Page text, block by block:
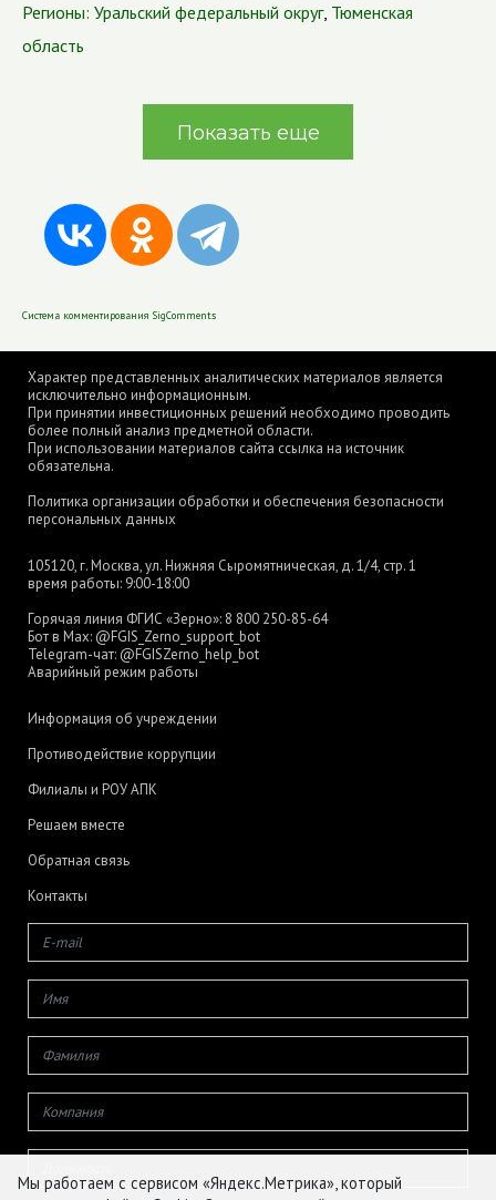
Регионы: Уральский федеральный округ, Тюменская
область
Показать еще
Система комментирования SigComments
Характер представленных аналитических материалов является
исключительно информационным.
При принятии инвестиционных решений необходимо проводить
более полный анализ предметной области.
При использовании материалов сайта ссылка на источник
обязательна.
Политика организации обработки и обеспечения безопасности
персональных данных
105120, г. Москва, ул. Нижняя Сыромятническая, д. 1/4, стр. 1
время работы: 9:00-18:00
Горячая линия ФГИС «Зерно»: 8 800 250-85-64
Бот в Max: @FGIS_Zerno_support_bot
Telegram-чат: @FGISZerno_help_bot
Аварийный режим работы
Информация об учреждении
Противодействие коррупции
Филиалы и РОУ АПК
Решаем вместе
Обратная связь
Контакты
Мы работаем с сервисом «Яндекс.Метрика», который